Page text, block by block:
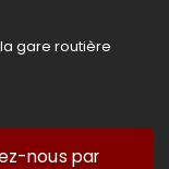
gare routière
nous par